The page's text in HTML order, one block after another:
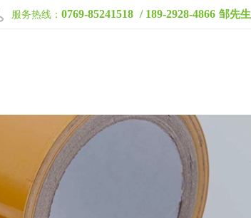
服务热线： 0769-85241518 / 189-2928-4866 邹先生
产品中心 视频展示 生产车间